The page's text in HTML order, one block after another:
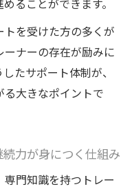
るためのパーソナ
新習慣を提案
ット基礎知識の身
イエット習慣の始
ることができます。
を受けた方の多くが
ーナーの存在が励みに
たサポート体制が、
大きなポイントで
力が身につく仕組み
門知識を持つトレー